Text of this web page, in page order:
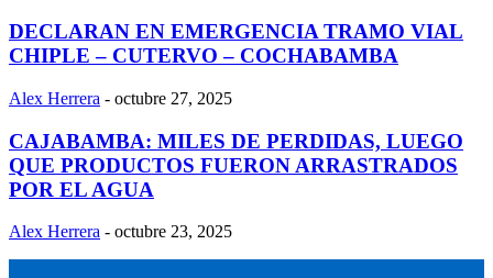
DECLARAN EN EMERGENCIA TRAMO VIAL
CHIPLE – CUTERVO – COCHABAMBA
Alex Herrera - octubre 27, 2025
CAJABAMBA: MILES DE PERDIDAS, LUEGO
QUE PRODUCTOS FUERON ARRASTRADOS
POR EL AGUA
Alex Herrera - octubre 23, 2025